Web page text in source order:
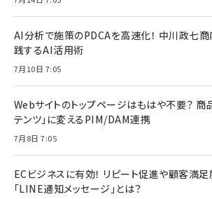
AI分析で施策のPDCAを高速化！ 中川政七
践するAI活用術
7月10日 7:05
Webサイトのトップページはもはや不要？ 商
テンツ」に変えるPIM/DAM連携
7月8日 7:05
ECビジネスに有効！ リピート促進や顧客満
「LINE通知メッセージ」とは？